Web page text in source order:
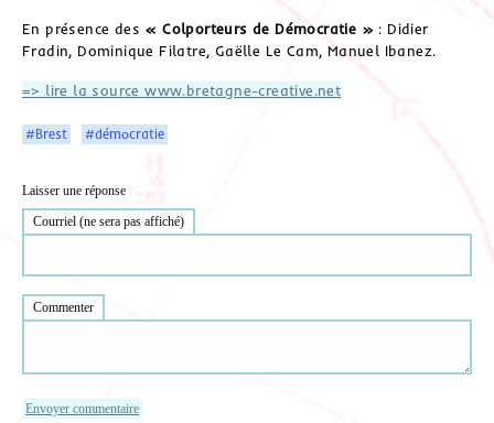
En présence des « Colporteurs de Démocratie » : Didier
Fradin, Dominique Filatre, Gaëlle Le Cam, Manuel Ibanez.
=> lire la source www.bretagne-creative.net
#Brest #démocratie
Laisser une réponse
Courriel (ne sera pas affiché)
Commenter